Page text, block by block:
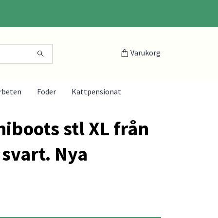
Varukorg
Foder Kattpensionat
stl XL från
Nya